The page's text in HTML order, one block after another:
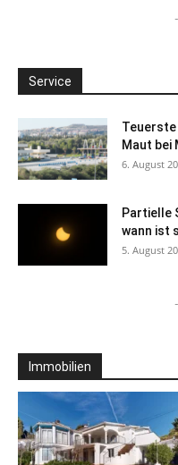
Service
Teuerste
Maut bei
6. August
Partielle
wann ist
5. August
Immobilien